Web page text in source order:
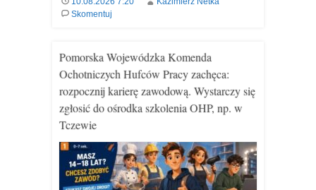
Skomentuj
Pomorska Wojewódzka Komenda
Ochotniczych Hufców Pracy zachęca:
rozpocznij karierę zawodową. Wystarczy się
zgłosić do ośrodka szkolenia OHP, np. w
Tczewie